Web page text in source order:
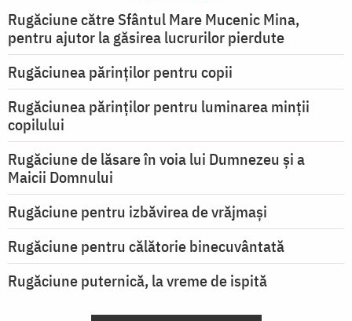
Rugăciune către Sfântul Mare Mucenic Mina,
pentru ajutor la găsirea lucrurilor pierdute
Rugăciunea părinților pentru copii
Rugăciunea părinților pentru luminarea minţii
copilului
Rugăciune de lăsare în voia lui Dumnezeu şi a
Maicii Domnului
Rugăciune pentru izbăvirea de vrăjmași
Rugăciune pentru călătorie binecuvântată
Rugăciune puternică, la vreme de ispită